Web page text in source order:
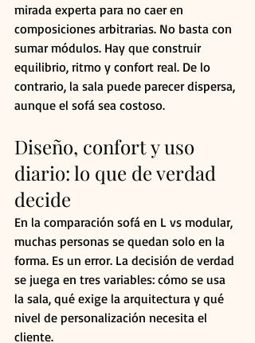
mirada experta para no caer en
composiciones arbitrarias. No basta con
sumar módulos. Hay que construir
equilibrio, ritmo y confort real. De lo
contrario, la sala puede parecer dispersa,
aunque el sofá sea costoso.
Diseño, confort y uso
diario: lo que de verdad
decide
En la comparación sofá en L vs modular,
muchas personas se quedan solo en la
forma. Es un error. La decisión de verdad
se juega en tres variables: cómo se usa
la sala, qué exige la arquitectura y qué
nivel de personalización necesita el
cliente.